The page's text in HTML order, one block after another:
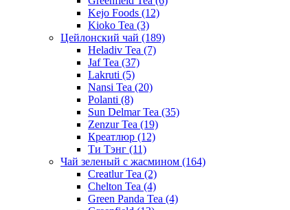
Kejo Foods (12)
Kioko Tea (3)
Цейлонский чай (189)
Heladiv Tea (7)
Jaf Tea (37)
Lakruti (5)
Nansi Tea (20)
Polanti (8)
Sun Delmar Tea (35)
Zenzur Tea (19)
Креатлюр (12)
Ти Тэнг (11)
Чай зеленый с жасмином (164)
Creatlur Tea (2)
Chelton Tea (4)
Green Panda Tea (4)